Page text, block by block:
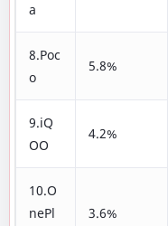
a
8.Poc
o
5.8%
9.iQ
OO
4.2%
10.O
nePl
3.6%